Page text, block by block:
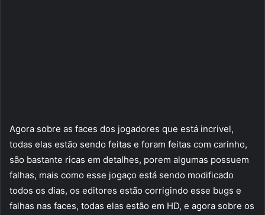
Agora sobre as faces dos jogadores que está incrivel,
todas elas estão sendo feitas e foram feitas com carinho,
são bastante ricas em detalhes, porem algumas possuem
falhas, mais como esse jogaço está sendo modificado
todos os dias, os editores estão corrigindo esse bugs e
falhas nas faces, todas elas estão em HD, e agora sobre os